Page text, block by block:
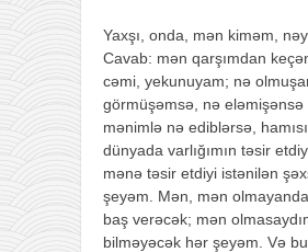
Yaxşı, onda, mən kiməm,
Cavab: mən qarşımdan
cəmi, yekunuyam; nə
görmüşəmsə, nə eləmişənsə
mənimlə nə ediblərsə,
dünyada varlığımın təsir
mənə təsir etdiyi istənilən
şeyəm. Mən, mən
baş verəcək; mən
bilməyəcək hər şeyəm. Və